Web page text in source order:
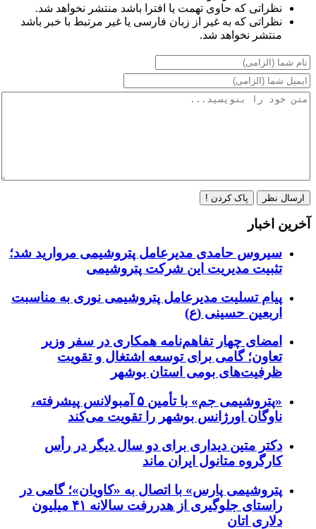
نظراتی که حاوی تهمت یا افترا باشد منتشر نخواهد شد.
نظراتی که به غیر از زبان فارسی یا غیر مرتبط با خبر باشد
منتشر نخواهد شد.
ارسال نظر پاک کردن !
آخرین اخبار
سیروس حامدی مدیرعامل پتروشیمی مروارید شد؛
تثبیت مدیریت این شرکت پتروشیمی
پیام تسلیت مدیرعامل پتروشیمی نوری به مناسبت
اربعین حسینی (ع)
امضای چهار تفاهم‌نامه همکاری در سفر وزیر
تعاون؛ گامی برای توسعه اشتغال و تقویت
ظرفیت‌های بومی استان بوشهر
«پتروشیمی جم» با تأمین ۵ آمبولانس پیشرفته،
ناوگان اورژانس بوشهر را تقویت می‌کند
دکتر متین دیداری برای دو سال دیگر در رأس
کارگروه متانول ایران ماند
پتروشیمی پارس» با اتصال به «کاویان»؛ گامی در
راستای جلوگیری از هدررفت سالانه ۴۱ میلیون
دلاری اتان